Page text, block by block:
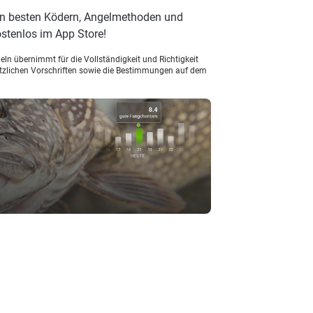
besten Ködern, Angelmethoden und
im App Store!
übernimmt für die Vollständigkeit und Richtigkeit
Vorschriften sowie die Bestimmungen auf dem